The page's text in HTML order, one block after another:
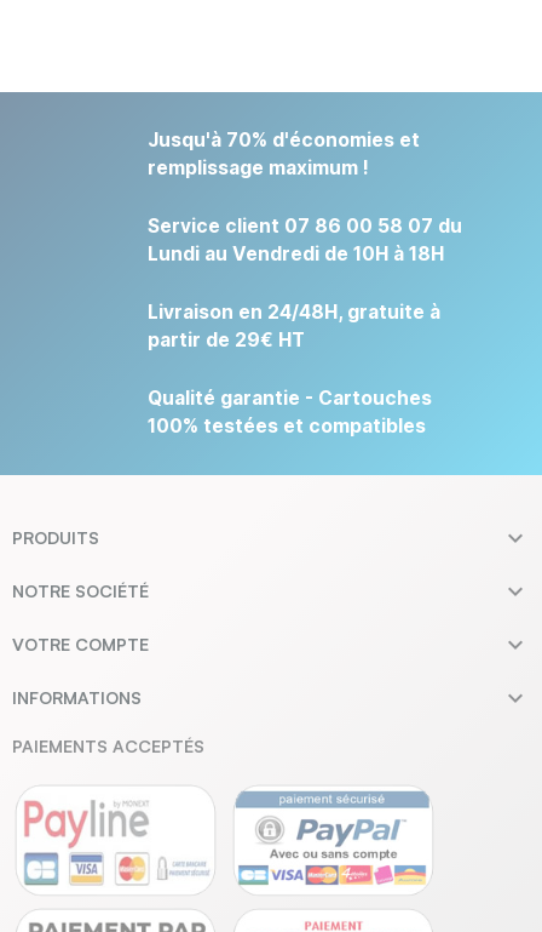
Jusqu'à 70% d'économies et
remplissage maximum !
Service client 07 86 00 58 07 du
Lundi au Vendredi de 10H à 18H
Livraison en 24/48H, gratuite à
partir de 29€ HT
Qualité garantie - Cartouches
100% testées et compatibles
PRODUITS 
NOTRE SOCIÉTÉ 
VOTRE COMPTE 
INFORMATIONS 
PAIEMENTS ACCEPTÉS